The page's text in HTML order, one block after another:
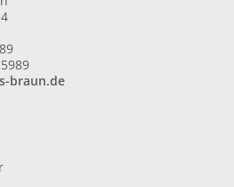
braun.de